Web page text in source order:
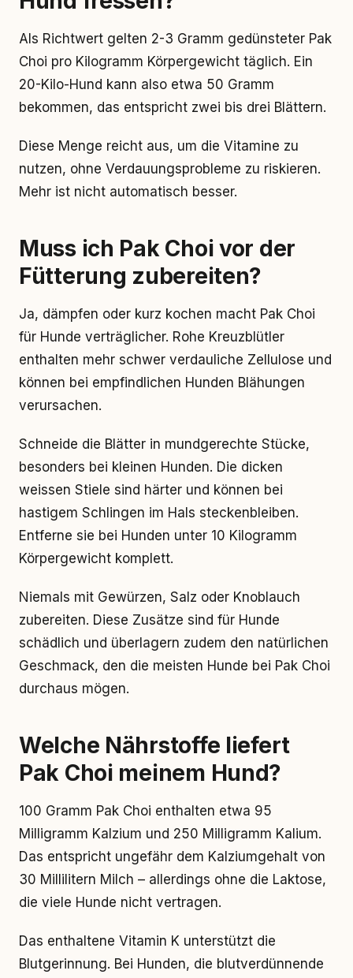
Als Richtwert gelten 2-3 Gramm gedünsteter Pak
Choi pro Kilogramm Körpergewicht täglich. Ein
20-Kilo-Hund kann also etwa 50 Gramm
bekommen, das entspricht zwei bis drei Blättern.
Diese Menge reicht aus, um die Vitamine zu
nutzen, ohne Verdauungsprobleme zu riskieren.
Mehr ist nicht automatisch besser.
Muss ich Pak Choi vor der
Fütterung zubereiten?
Ja, dämpfen oder kurz kochen macht Pak Choi
für Hunde verträglicher. Rohe Kreuzblütler
enthalten mehr schwer verdauliche Zellulose und
können bei empfindlichen Hunden Blähungen
verursachen.
Schneide die Blätter in mundgerechte Stücke,
besonders bei kleinen Hunden. Die dicken
weissen Stiele sind härter und können bei
hastigem Schlingen im Hals steckenbleiben.
Entferne sie bei Hunden unter 10 Kilogramm
Körpergewicht komplett.
Niemals mit Gewürzen, Salz oder Knoblauch
zubereiten. Diese Zusätze sind für Hunde
schädlich und überlagern zudem den natürlichen
Geschmack, den die meisten Hunde bei Pak Choi
durchaus mögen.
Welche Nährstoffe liefert
Pak Choi meinem Hund?
100 Gramm Pak Choi enthalten etwa 95
Milligramm Kalzium und 250 Milligramm Kalium.
Das entspricht ungefähr dem Kalziumgehalt von
30 Millilitern Milch – allerdings ohne die Laktose,
die viele Hunde nicht vertragen.
Das enthaltene Vitamin K unterstützt die
Blutgerinnung. Bei Hunden, die blutverdünnende